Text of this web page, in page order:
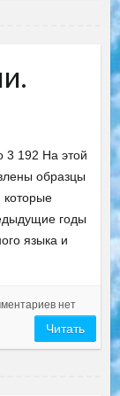
3 192 На этой
образцы
которые
годы
языка и
нет
Читать